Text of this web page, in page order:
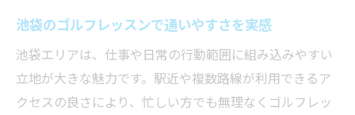
池袋のゴルフレッスンで通いやすさを実感
池袋エリアは、仕事や日常の行動範囲に組み込みやすい
立地が大きな魅力です。駅近や複数路線が利用できるア
クセスの良さにより、忙しい方でも無理なくゴルフレッ